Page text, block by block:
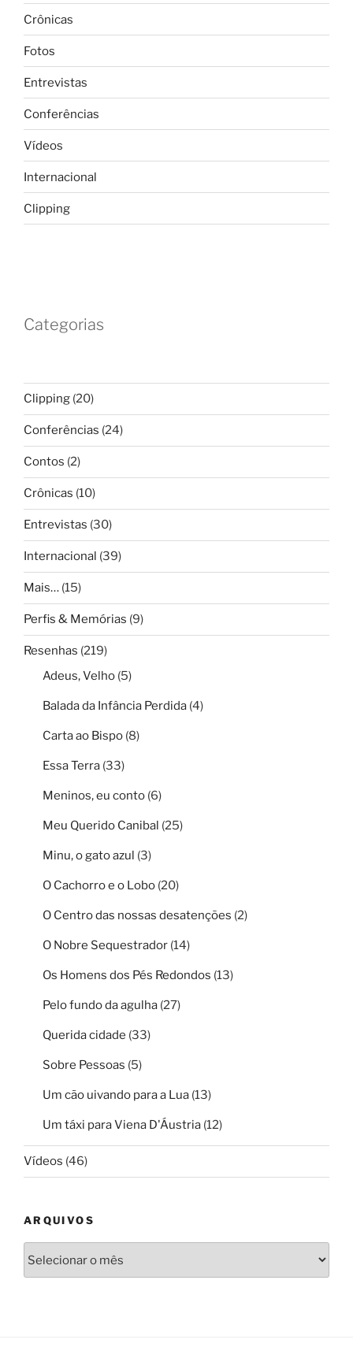
Crônicas
Fotos
Entrevistas
Conferências
Vídeos
Internacional
Clipping
Categorias
Clipping (20)
Conferências (24)
Contos (2)
Crônicas (10)
Entrevistas (30)
Internacional (39)
Mais… (15)
Perfis & Memórias (9)
Resenhas (219)
Adeus, Velho (5)
Balada da Infância Perdida (4)
Carta ao Bispo (8)
Essa Terra (33)
Meninos, eu conto (6)
Meu Querido Canibal (25)
Minu, o gato azul (3)
O Cachorro e o Lobo (20)
O Centro das nossas desatenções (2)
O Nobre Sequestrador (14)
Os Homens dos Pés Redondos (13)
Pelo fundo da agulha (27)
Querida cidade (33)
Sobre Pessoas (5)
Um cão uivando para a Lua (13)
Um táxi para Viena D'Áustria (12)
Vídeos (46)
ARQUIVOS